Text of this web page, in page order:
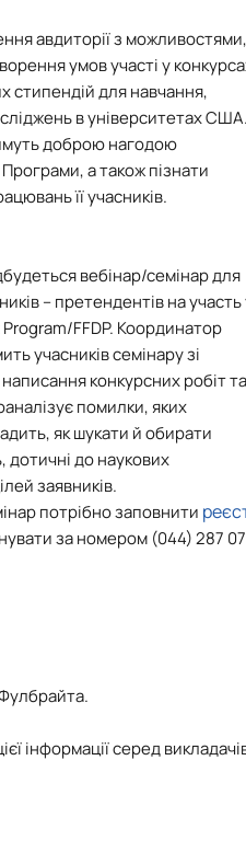
квитки
середовище
НУБіП України
діяльність
господарство, ветеринарна
НУБіП України
та автору
НТЗ
НУБіП України (English)
проведення науково-
та організації
послуг
фонд «Голосіївська ініціатива
та працівники
України
і професори НУБіП України
кур'єр
університету
особа з питань запобігання
антикорупційного
НУБіП України
нормативно-правові акти
роз’яснення НАЗК
заходи
авдиторії з можливостями,
умов участі у
стипендій для навчання,
в університетах
доброю нагодою
Програми, а також пізнати
її учасників.
вебінар/семінар для
– претендентів на участь
FFDP. Координатор
учасників семінару зі
конкурсних робіт та
помилки, яких
як шукати й обирати
дотичні до наукових
заявників.
потрібно заповнити
за номером (044) 287 07
інформації серед